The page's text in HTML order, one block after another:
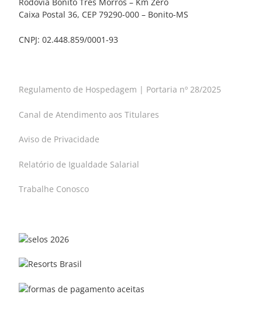
Caixa Postal 36, CEP 79290-000 – Bonito-MS
CNPJ: 02.448.859/0001-93
Regulamento de Hospedagem | Portaria nº 28/2025
Canal de Atendimento aos Titulares
Aviso de Privacidade
Relatório de Igualdade Salarial
Trabalhe Conosco